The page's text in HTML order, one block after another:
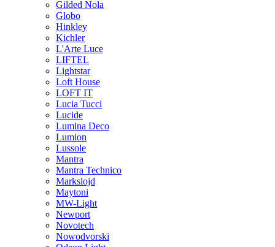
Gilded Nola
Globo
Hinkley
Kichler
L'Arte Luce
LIFTEL
Lightstar
Loft House
LOFT IT
Lucia Tucci
Lucide
Lumina Deco
Lumion
Lussole
Mantra
Mantra Technico
Markslojd
Maytoni
MW-Light
Newport
Novotech
Nowodvorski